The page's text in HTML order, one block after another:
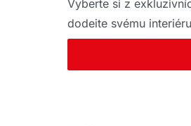
Vyberte si z
dodejte svému